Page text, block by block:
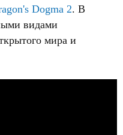
Dogma 2. В
видами
мира и